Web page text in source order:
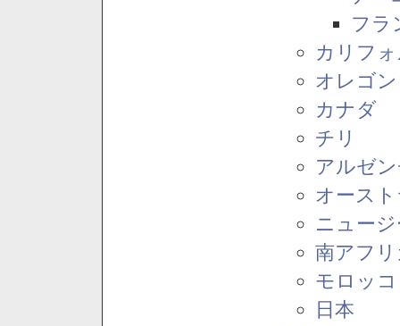
フラ
カリフ
オレゴ
カナダ
チリ
アルゼ
オース
ニュー
南アフ
モロッコ
日本